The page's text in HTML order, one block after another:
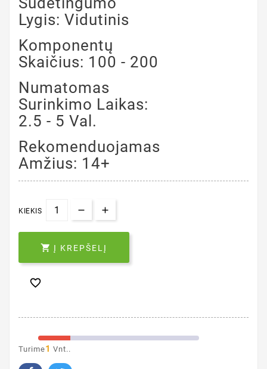
Lygis: Vidutinis
Komponentų
Skaičius: 100 - 200
Numatomas
Surinkimo Laikas:
2.5 - 5 Val.
Rekomenduojamas
Amžius: 14+
KIEKIS
 Į KREPŠELĮ

Turime1 Vnt..